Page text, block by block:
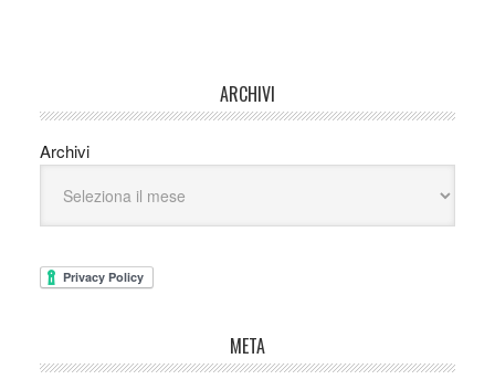
ARCHIVI
Archivi
META